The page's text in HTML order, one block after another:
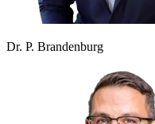
Dr. P. Brandenburg